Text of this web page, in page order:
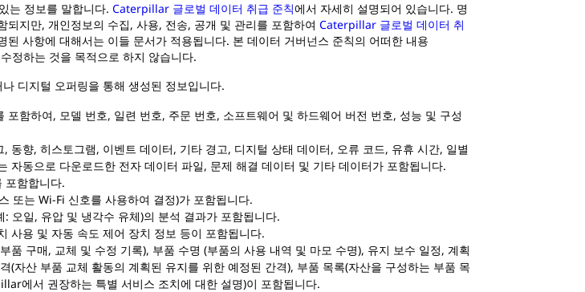
는 정보를 말합니다. Caterpillar 글로벌 데이터 취급 준칙에서 자세히 설명되어 있습니다. 명
지만, 개인정보의 수집, 사용, 전송, 공개 및 관리를 포함하여 Caterpillar 글로벌 데이터 취
사항에 대해서는 이들 문서가 적용됩니다. 본 데이터 거버넌스 준칙의 어떠한 내용
정하는 것을 목적으로 하지 않습니다.
디지털 오퍼링을 통해 생성된 정보입니다.
함하여, 모델 번호, 일련 번호, 주문 번호, 소프트웨어 및 하드웨어 버전 번호, 성능 및 구성
동향, 히스토그램, 이벤트 데이터, 기타 경고, 디지털 상태 데이터, 오류 코드, 유휴 시간, 일별
동으로 다운로드한 전자 데이터 파일, 문제 해결 데이터 및 기타 데이터가 포함됩니다.
포함합니다.
또는 Wi-Fi 신호를 사용하여 결정)가 포함됩니다.
일, 유압 및 냉각수 유체)의 분석 결과가 포함됩니다.
사용 및 자동 속도 제어 장치 정보 등이 포함됩니다.
품 구매, 교체 및 수정 기록), 부품 수명 (부품의 사용 내역 및 마모 수명), 유지 보수 일정, 계획
자산 부품 교체 활동의 계획된 유지를 위한 예정된 간격), 부품 목록(자산을 구성하는 부품 목
에서 권장하는 특별 서비스 조치에 대한 설명)이 포함됩니다.